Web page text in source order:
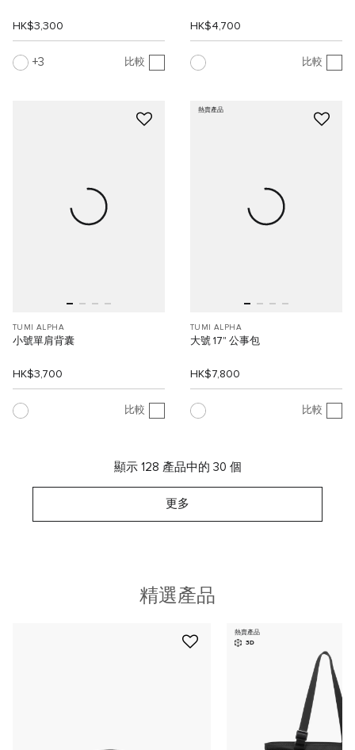
HK$3,300
3 比較
HK$4,700
比較
TUMI ALPHA
小號單肩背囊
HK$3,700
比較
熱賣產品
TUMI ALPHA
大號 17" 公事包
HK$7,800
比較
顯示 128 產品中的 30 個
更多
精選產品
熱賣產品
3D